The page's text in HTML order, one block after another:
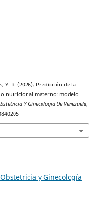
Y. R. (2026). Predicción de la
nutricional materno: modelo
Y Ginecología De Venezuela,
y Ginecología